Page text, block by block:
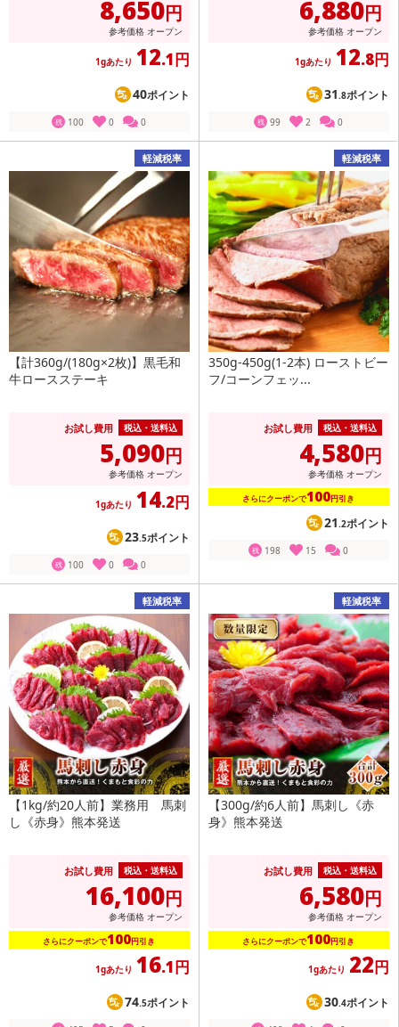
8,650円
参考価格 オープン
1gあたり 12.1円
40ポイント
残 100 0 0
6,880円
参考価格 オープン
1gあたり 12.8円
31.8ポイント
残 99 2 0
軽減税率
【計360g/(180g×2枚)】黒毛和
牛ロースステーキ
お試し費用 税込・送料込
5,090円
参考価格 オープン
1gあたり 14.2円
23.5ポイント
残 100 0 0
軽減税率
350g-450g(1-2本) ローストビー
フ/コーンフェッ...
お試し費用 税込・送料込
4,580円
参考価格 オープン
さらにクーポンで100円引き
21.2ポイント
残 198 15 0
軽減税率
【1kg/約20人前】業務用 馬刺
し《赤身》熊本発送
お試し費用 税込・送料込
16,100円
参考価格 オープン
さらにクーポンで100円引き
1gあたり 16.1円
74.5ポイント
軽減税率
【300g/約6人前】馬刺し《赤
身》熊本発送
お試し費用 税込・送料込
6,580円
参考価格 オープン
さらにクーポンで100円引き
1gあたり 22円
30.4ポイント